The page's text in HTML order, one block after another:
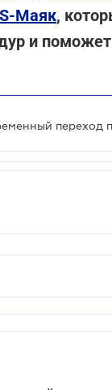
Маяк,
и